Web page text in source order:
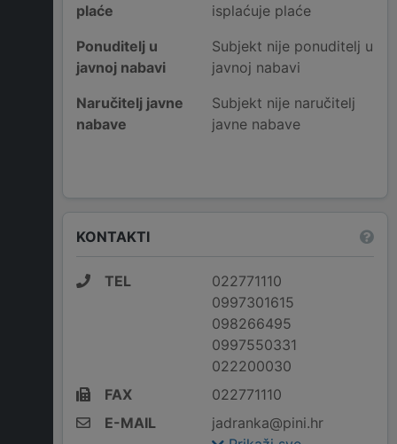
plaće
isplaćuje plaće
Ponuditelj u
javnoj nabavi
Subjekt nije ponuditelj u
javnoj nabavi
Naručitelj javne
nabave
Subjekt nije naručitelj
javne nabave
KONTAKTI
TEL
022771110
0997301615
098266495
0997550331
022200030
FAX
022771110
E-MAIL
jadranka@pini.hr